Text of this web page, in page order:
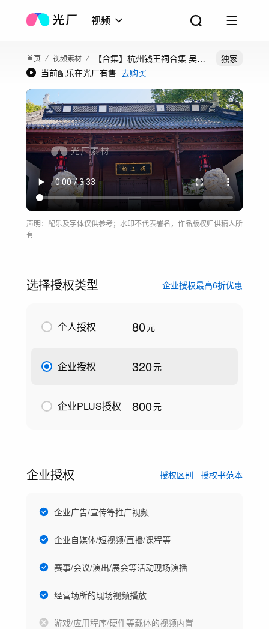
视频
首页 视频素材
【合集】杭州钱王祠合集 吴越
文化
独家
当前配乐在光厂有售 去购买
声明：配乐及字体仅供参考；水印不代表署名，作品版权归供稿人所
有
选择授权类型 企业授权最高6折优惠
个人授权 80元
企业授权 320元
企业PLUS授权 800元
企业授权 授权区别 授权书范本
企业广告/宣传等推广视频
企业自媒体/短视频/直播/课程等
赛事/会议/演出/展会等活动现场演播
经营场所的现场视频播放
游戏/应用程序/硬件等载体的视频内置